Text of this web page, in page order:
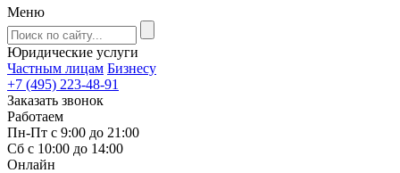
Меню
Юридические услуги
Частным лицам Бизнесу
+7 (495) 223-48-91
Заказать звонок
Работаем
Пн-Пт с 9:00 до 21:00
Сб с 10:00 до 14:00
Онлайн